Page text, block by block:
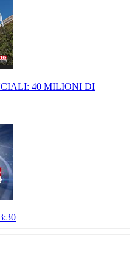
40 MILIONI DI